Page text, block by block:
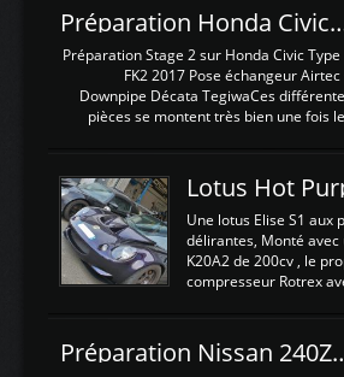
d'envoyer
dans le boitier. sydney
La sortie 0-5V de l'afr
l'entrée AN Volt 8 et
Analogique, et Volt
tension (Pas une
est temps de brancher
Préparation
Préparation Stage 2 sur Honda Civic Type
FK2 2017 Pose échangeur Airtec
Downpipe Décata TegiwaCes
pièces se montent très bien une fois
légere découpe du plastique inferieur,
negénant en rien la structure ou
fonctionnement du fond plat.
reprogrammation Stage 2 est faite sur
calculateur d'origine. Une
économique au passage sur
d'origine 310cv et 400Nn , Une
reprogrammé et les ...
Lotus Hot
Une lotus Elise S1 aux
délirantes, Monté
K20A2 de 200cv , le
compresseur Rotrex
d'augmenter la
un watercooler a été Préparation